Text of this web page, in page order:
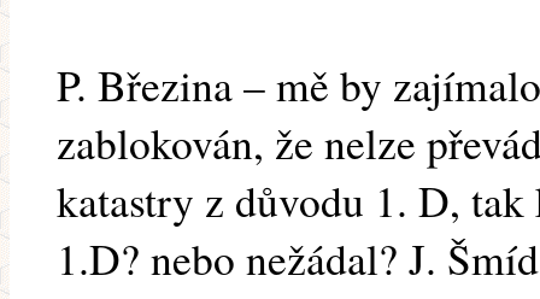
P. Březina – mě by
zablokován, že nelze
katastry z důvodu 1. D,
1.D? nebo nežádal? J.